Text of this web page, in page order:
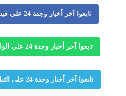
تابعوا آخر أخبار وجدة 24 على فيسبوك
تابعوا آخر أخبار وجدة 24 على الواتساب
تابعوا آخر أخبار وجدة 24 على التيليجرام